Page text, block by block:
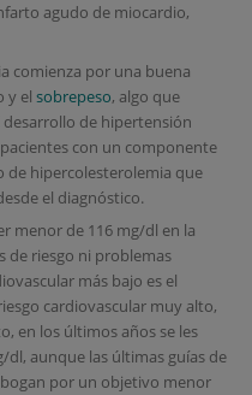
agudo de miocardio,
comienza por una buena
y el sobrepeso, algo que
de hipertensión
con un componente
de hipercolesterolemia que
el diagnóstico.
menor de 116 mg/dl en la
de riesgo ni problemas
más bajo es el
cardiovascular muy alto,
en los últimos años se les
dl, aunque las últimas guías de
por un objetivo menor